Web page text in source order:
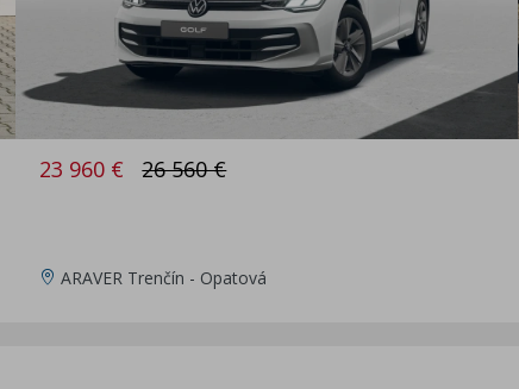
23 960 € 26 560 €
ARAVER Trenčín - Opatová